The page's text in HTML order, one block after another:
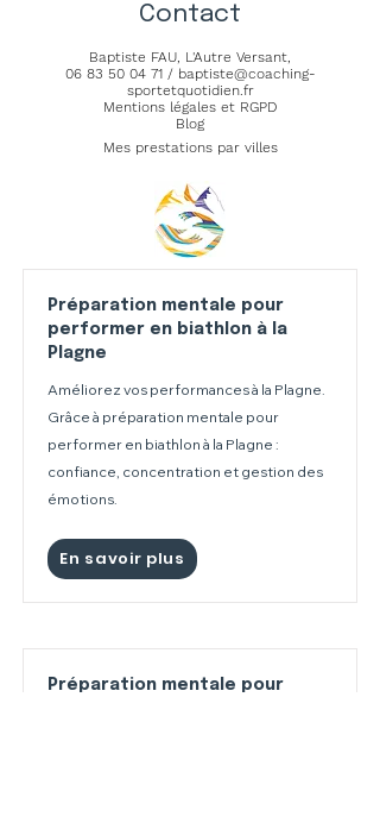
Contact
Baptiste FAU, L'Autre Versant,
06 83 50 04 71/ baptiste@coaching-
sportetquotidien.fr
Mentions légales et RGPD
Blog
Mes prestations par villes
Préparation mentale pour
performer en biathlon à la
Plagne
Améliorez vos performances à la Plagne.
Grâce à préparation mentale pour
performer en biathlon à la Plagne :
confiance, concentration et gestion des
émotions.
En savoir plus
Préparation mentale pour